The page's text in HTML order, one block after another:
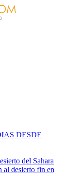
DESDE
del Sahara
al desierto fin en